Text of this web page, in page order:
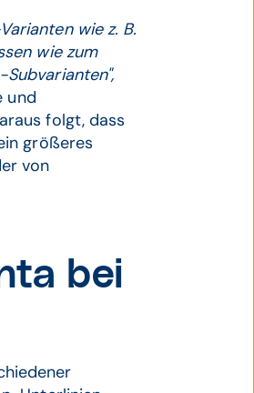
wie z. B.
wie zum
und
folgt, dass
größeres
von
bei